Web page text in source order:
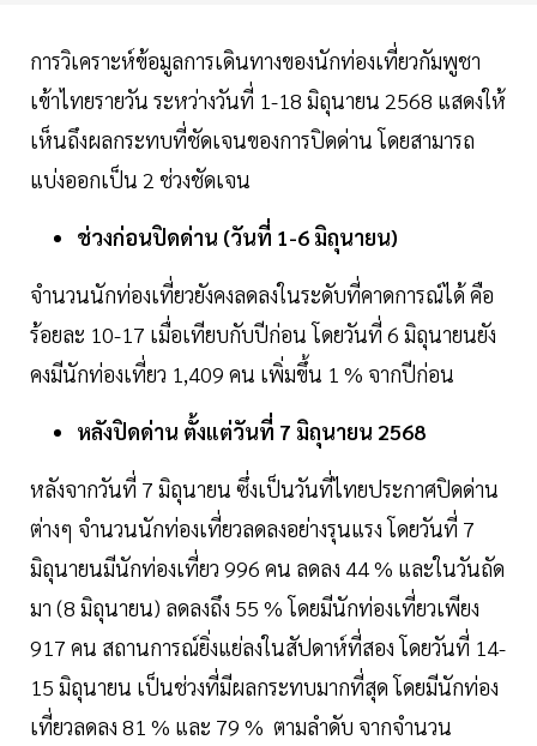
การวิเคราะห์ข้อมูลการเดินทางของนักท่องเที่ยวกัมพูชา
เข้าไทยรายวัน ระหว่างวันที่ 1-18 มิถุนายน 2568 แสดงให้
เห็นถึงผลกระทบที่ชัดเจนของการปิดด่าน โดยสามารถ
แบ่งออกเป็น 2 ช่วงชัดเจน
ช่วงก่อนปิดด่าน (วันที่ 1-6 มิถุนายน)
จำนวนนักท่องเที่ยวยังคงลดลงในระดับที่คาดการณ์ได้ คือ
ร้อยละ 10-17 เมื่อเทียบกับปีก่อน โดยวันที่ 6 มิถุนายนยัง
คงมีนักท่องเที่ยว 1,409 คน เพิ่มขึ้น 1 % จากปีก่อน
หลังปิดด่าน ตั้งแต่วันที่ 7 มิถุนายน 2568
หลังจากวันที่ 7 มิถุนายน ซึ่งเป็นวันที่ไทยประกาศปิดด่าน
ต่างๆ จำนวนนักท่องเที่ยวลดลงอย่างรุนแรง โดยวันที่ 7
มิถุนายนมีนักท่องเที่ยว 996 คน ลดลง 44 % และในวันถัด
มา (8 มิถุนายน) ลดลงถึง 55 % โดยมีนักท่องเที่ยวเพียง
917 คน สถานการณ์ยิ่งแย่ลงในสัปดาห์ที่สอง โดยวันที่ 14-
15 มิถุนายน เป็นช่วงที่มีผลกระทบมากที่สุด โดยมีนักท่อง
เที่ยวลดลง 81 % และ 79 % ตามลำดับ จากจำนวน